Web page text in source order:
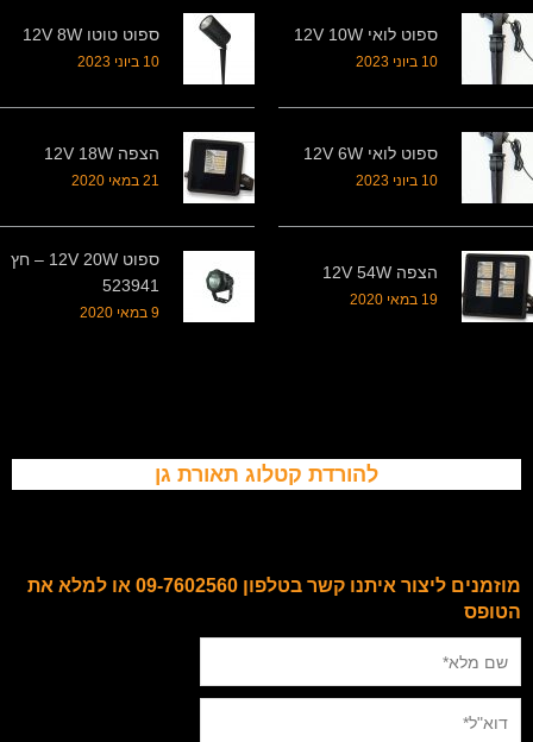
ספוט לואי 12V 10W
10 ביוני 2023
ספוט טוטו 12V 8W
10 ביוני 2023
ספוט לואי 12V 6W
10 ביוני 2023
הצפה 12V 18W
21 במאי 2020
הצפה 12V 54W
19 במאי 2020
ספוט 12V 20W – חץ
523941
9 במאי 2020
להורדת קטלוג תאורת גן
מוזמנים ליצור איתנו קשר בטלפון 09-7602560 או למלא את
הטופס